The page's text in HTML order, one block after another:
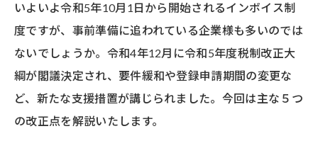
いよいよ令和5年10月1日から開始されるインボイス制
度ですが、事前準備に追われている企業様も多いのでは
ないでしょうか。令和4年12月に令和5年度税制改正大
綱が閣議決定され、要件緩和や登録申請期間の変更な
ど、新たな支援措置が講じられました。今回は主な５つ
の改正点を解説いたします。